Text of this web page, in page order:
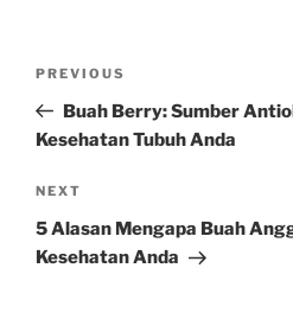
Previous
Post
PREVIOUS
Buah Berry: Sumber
Kesehatan Tubuh Anda
Next
Post
NEXT
5 Alasan Mengapa Buah
Kesehatan Anda